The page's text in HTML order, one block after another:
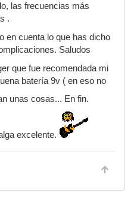
las frecuencias más
.
en cuenta lo que has dicho
Saludos
que fue recomendada mi
batería 9v ( en eso no
unas cosas... En fin.
excelente.